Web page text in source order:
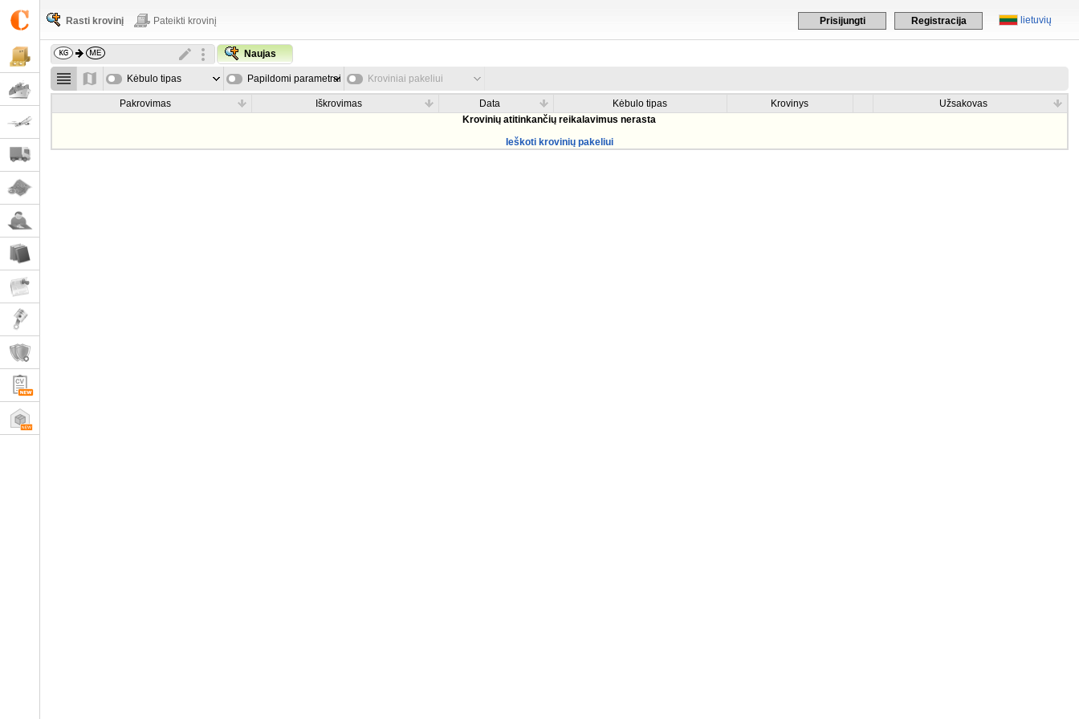
lietuvių
Prisijungti Registracija
Rasti krovinį Pateikti krovinį
Naujas
Kėbulo tipas Papildomi parametrai Kroviniai pakeliui
Pakrovimas Iškrovimas Data Kėbulo tipas Krovinys
Užsakovas
Krovinių atitinkančių reikalavimus nerasta
Ieškoti krovinių pakeliui